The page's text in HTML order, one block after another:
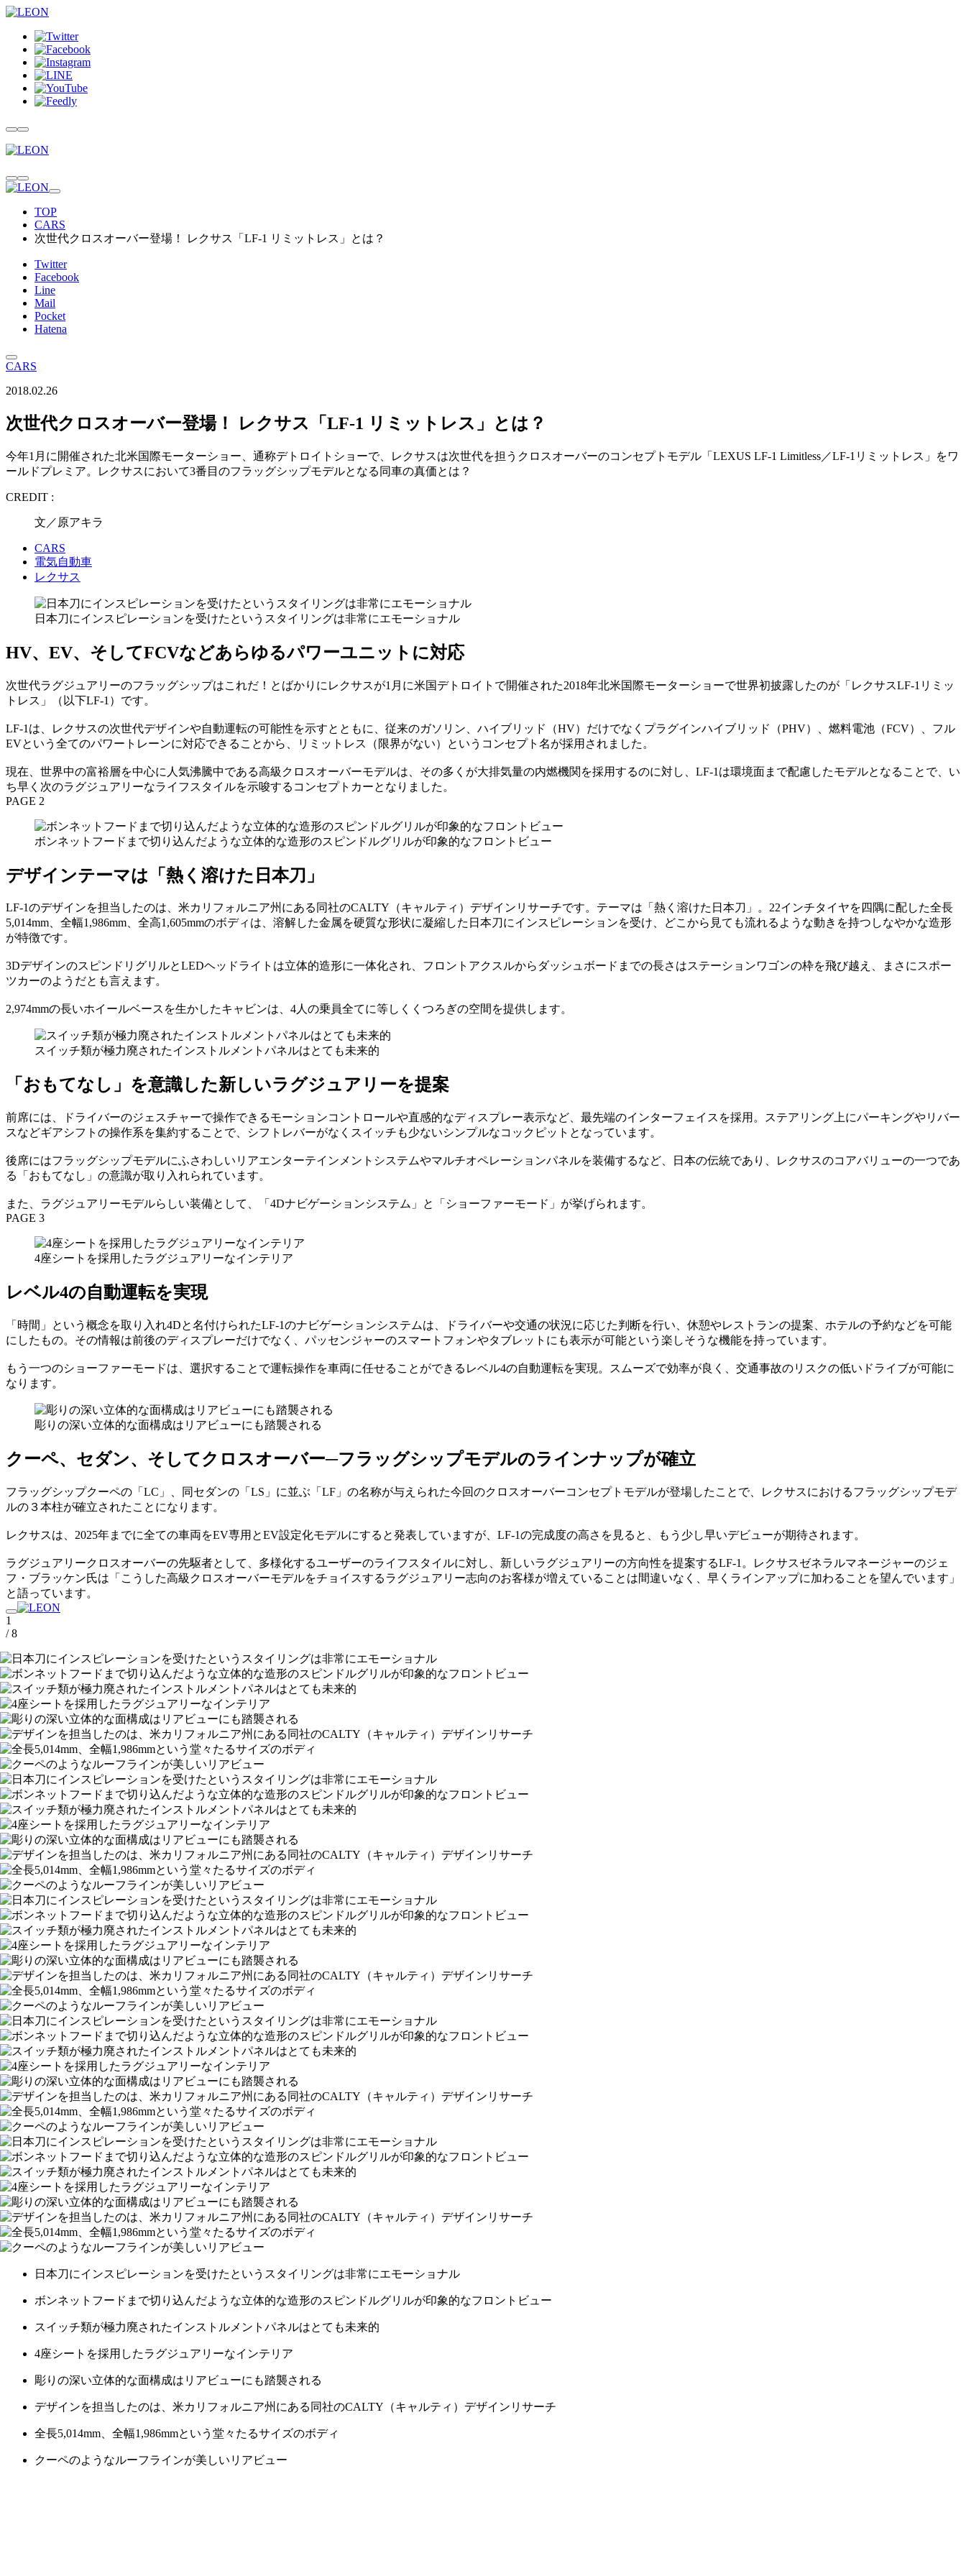
TOP
CARS
次世代クロスオーバー登場！ レクサス「LF-1 リミットレス」とは？
Twitter
Facebook
Line
Mail
Pocket
Hatena
CARS
2018.02.26
次世代クロスオーバー登場！ レクサス「LF-1 リミットレス」とは？
今年1月に開催された北米国際モーターショー、通称デトロイトショーで、レクサスは次世代を担うクロスオーバーのコンセプトモデル「LEXUS LF-1 Limitless／LF-1リミットレス」をワ
ールドプレミア。レクサスにおいて3番目のフラッグシップモデルとなる同車の真価とは？
CREDIT :
文／原アキラ
CARS
電気自動車
レクサス
日本刀にインスピレーションを受けたというスタイリングは非常にエモーショナル
HV、EV、そしてFCVなどあらゆるパワーユニットに対応
次世代ラグジュアリーのフラッグシップはこれだ！とばかりにレクサスが1月に米国デトロイトで開催された2018年北米国際モーターショーで世界初披露したのが「レクサスLF-1リミッ
トレス」（以下LF-1）です。
LF-1は、レクサスの次世代デザインや自動運転の可能性を示すとともに、従来のガソリン、ハイブリッド（HV）だけでなくプラグインハイブリッド（PHV）、燃料電池（FCV）、フル
EVという全てのパワートレーンに対応できることから、リミットレス（限界がない）というコンセプト名が採用されました。
現在、世界中の富裕層を中心に人気沸騰中である高級クロスオーバーモデルは、その多くが大排気量の内燃機関を採用するのに対し、LF-1は環境面まで配慮したモデルとなることで、い
ち早く次のラグジュアリーなライフスタイルを示唆するコンセプトカーとなりました。
PAGE 2
ボンネットフードまで切り込んだような立体的な造形のスピンドルグリルが印象的なフロントビュー
デザインテーマは「熱く溶けた日本刀」
LF-1のデザインを担当したのは、米カリフォルニア州にある同社のCALTY（キャルティ）デザインリサーチです。テーマは「熱く溶けた日本刀」。22インチタイヤを四隅に配した全長
5,014mm、全幅1,986mm、全高1,605mmのボディは、溶解した金属を硬質な形状に凝縮した日本刀にインスピレーションを受け、どこから見ても流れるような動きを持つしなやかな造形
が特徴です。
3DデザインのスピンドリグリルとLEDヘッドライトは立体的造形に一体化され、フロントアクスルからダッシュボードまでの長さはステーションワゴンの枠を飛び越え、まさにスポー
ツカーのようだとも言えます。
2,974mmの長いホイールベースを生かしたキャビンは、4人の乗員全てに等しくくつろぎの空間を提供します。
スイッチ類が極力廃されたインストルメントパネルはとても未来的
「おもてなし」を意識した新しいラグジュアリーを提案
前席には、ドライバーのジェスチャーで操作できるモーションコントロールや直感的なディスプレー表示など、最先端のインターフェイスを採用。ステアリング上にパーキングやリバー
スなどギアシフトの操作系を集約することで、シフトレバーがなくスイッチも少ないシンプルなコックピットとなっています。
後席にはフラッグシップモデルにふさわしいリアエンターテインメントシステムやマルチオペレーションパネルを装備するなど、日本の伝統であり、レクサスのコアバリューの一つであ
る「おもてなし」の意識が取り入れられています。
また、ラグジュアリーモデルらしい装備として、「4Dナビゲーションシステム」と「ショーファーモード」が挙げられます。
PAGE 3
4座シートを採用したラグジュアリーなインテリア
レベル4の自動運転を実現
「時間」という概念を取り入れ4Dと名付けられたLF-1のナビゲーションシステムは、ドライバーや交通の状況に応じた判断を行い、休憩やレストランの提案、ホテルの予約などを可能
にしたもの。その情報は前後のディスプレーだけでなく、パッセンジャーのスマートフォンやタブレットにも表示が可能という楽しそうな機能を持っています。
もう一つのショーファーモードは、選択することで運転操作を車両に任せることができるレベル4の自動運転を実現。スムーズで効率が良く、交通事故のリスクの低いドライブが可能に
なります。
彫りの深い立体的な面構成はリアビューにも踏襲される
クーペ、セダン、そしてクロスオーバー─フラッグシップモデルのラインナップが確立
フラッグシップクーペの「LC」、同セダンの「LS」に並ぶ「LF」の名称が与えられた今回のクロスオーバーコンセプトモデルが登場したことで、レクサスにおけるフラッグシップモデ
ルの３本柱が確立されたことになります。
レクサスは、2025年までに全ての車両をEV専用とEV設定化モデルにすると発表していますが、LF-1の完成度の高さを見ると、もう少し早いデビューが期待されます。
ラグジュアリークロスオーバーの先駆者として、多様化するユーザーのライフスタイルに対し、新しいラグジュアリーの方向性を提案するLF-1。レクサスゼネラルマネージャーのジェ
フ・ブラッケン氏は「こうした高級クロスオーバーモデルをチョイスするラグジュアリー志向のお客様が増えていることは間違いなく、早くラインアップに加わることを望んでいます」
と語っています。
1
/ 8
日本刀にインスピレーションを受けたというスタイリングは非常にエモーショナル
ボンネットフードまで切り込んだような立体的な造形のスピンドルグリルが印象的なフロントビュー
スイッチ類が極力廃されたインストルメントパネルはとても未来的
4座シートを採用したラグジュアリーなインテリア
彫りの深い立体的な面構成はリアビューにも踏襲される
デザインを担当したのは、米カリフォルニア州にある同社のCALTY（キャルティ）デザインリサーチ
全長5,014mm、全幅1,986mmという堂々たるサイズのボディ
クーペのようなルーフラインが美しいリアビュー